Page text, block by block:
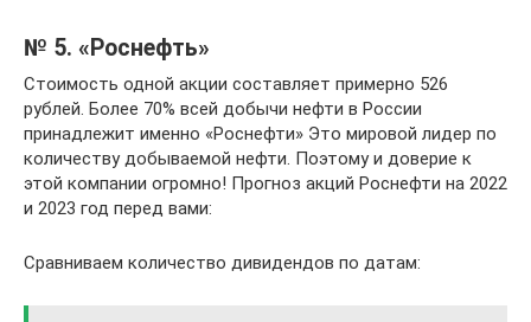
№ 5. «Роснефть»
Стоимость одной акции составляет примерно 526
рублей. Более 70% всей добычи нефти в России
принадлежит именно «Роснефти» Это мировой лидер по
количеству добываемой нефти. Поэтому и доверие к
этой компании огромно! Прогноз акций Роснефти на 2022
и 2023 год перед вами:
Сравниваем количество дивидендов по датам: